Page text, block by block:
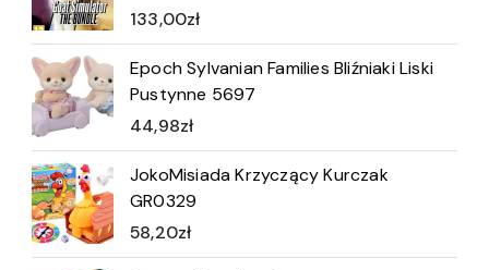
133,00zł
Epoch Sylvanian Families Bliźniaki Liski
Pustynne 5697
44,98zł
JokoMisiada Krzyczący Kurczak
GR0329
58,20zł